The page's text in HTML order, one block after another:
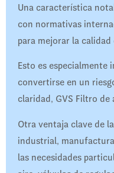
Una característica
con normativas
para mejorar la
Esto es
convertirse en un
claridad, GVS Filtro de
Otra ventaja clave de
industrial,
las necesidades